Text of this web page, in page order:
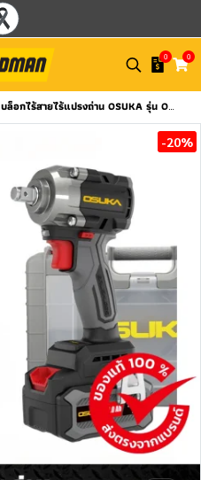
0 0
บล็อกไร้สายไร้แปรงถ่าน OSUKA รุ่น OSID830-M1
-20%